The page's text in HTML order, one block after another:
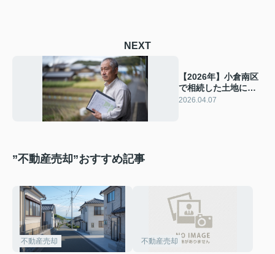
NEXT
【2026年】小倉南区
で相続した土地に悩
んだら？使い道の選
2026.04.07
”不動産売却”おすすめ記事
不動産売却 不動産売却